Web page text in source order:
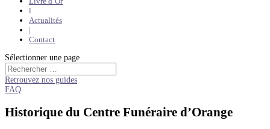
l
Actualités
|
Contact
Sélectionner une page
Retrouvez nos guides
FAQ
Historique du Centre Funéraire d’Orange